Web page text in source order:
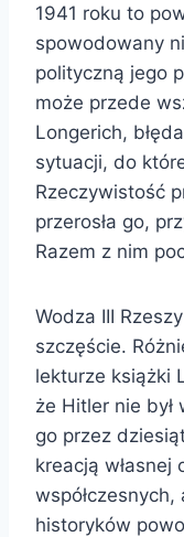
1941 roku to
spowodowany
polityczną jego
może przede
Longerich,
sytuacji, do
Rzeczywistość
przerosła go,
Razem z nim
Wodza III
szczęście.
lekturze książki
że Hitler nie
go przez
kreacją własnej
historyków